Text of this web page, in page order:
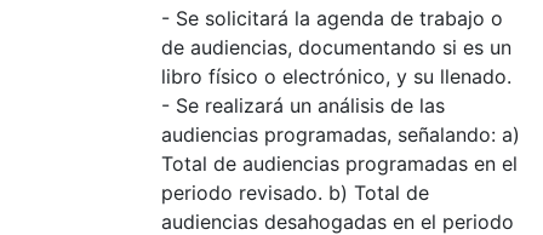
- Se solicitará la agenda de trabajo o
de audiencias, documentando si es un
libro físico o electrónico, y su llenado.
- Se realizará un análisis de las
audiencias programadas, señalando: a)
Total de audiencias programadas en el
periodo revisado. b) Total de
audiencias desahogadas en el periodo